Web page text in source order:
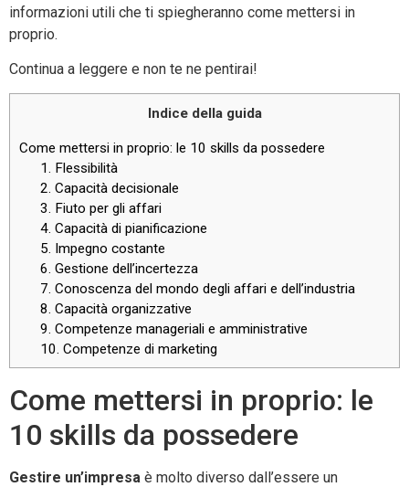
informazioni utili che ti spiegheranno come mettersi in
proprio.
Continua a leggere e non te ne pentirai!
Indice della guida
Come mettersi in proprio: le 10 skills da possedere
1. Flessibilità
2. Capacità decisionale
3. Fiuto per gli affari
4. Capacità di pianificazione
5. Impegno costante
6. Gestione dell’incertezza
7. Conoscenza del mondo degli affari e dell’industria
8. Capacità organizzative
9. Competenze manageriali e amministrative
10. Competenze di marketing
Come mettersi in proprio: le
10 skills da possedere
Gestire un’impresa è molto diverso dall’essere un